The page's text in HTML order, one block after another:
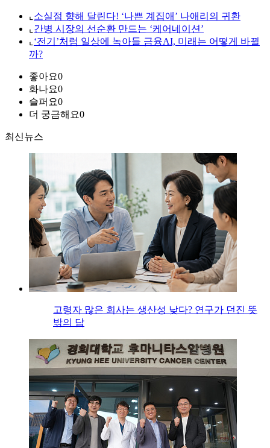
⌞ 소실점 향해 달린다! ‘나쁜 계집애’ 나애리의 귀환
⌞ 간병 시장의 선순환 만드는 ‘케어네이션’
⌞ ‘전기’처럼 일상에 녹아들 금융AI, 미래는 어떻게 바뀔
까?
좋아요0
화나요0
슬퍼요0
더 궁금해요0
최신뉴스
고령자 많은 회사는 생산성 낮다? 연구가 던진 뜻
밖의 답